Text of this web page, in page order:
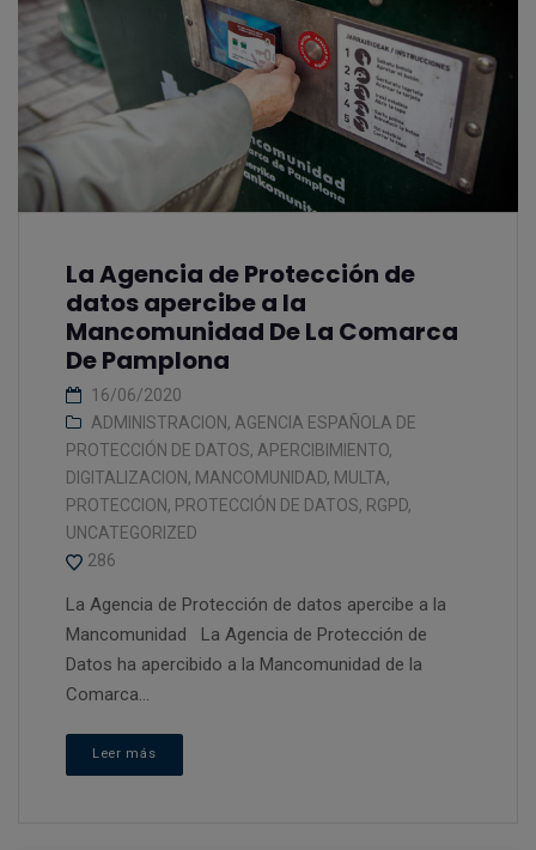
La Agencia de Protección de
datos apercibe a la
Mancomunidad De La Comarca
De Pamplona
16/06/2020
ADMINISTRACION, AGENCIA ESPAÑOLA DE
PROTECCIÓN DE DATOS, APERCIBIMIENTO,
DIGITALIZACION, MANCOMUNIDAD, MULTA,
PROTECCION, PROTECCIÓN DE DATOS, RGPD,
UNCATEGORIZED
286
La Agencia de Protección de datos apercibe a la
Mancomunidad La Agencia de Protección de
Datos ha apercibido a la Mancomunidad de la
Comarca...
Leer más